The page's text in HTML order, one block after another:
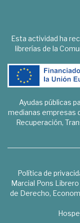
Esta actividad ha
librerías de la
Ayudas públicas
medianas empresas
Recuperación,
Política de
Marcial Pons
de Derecho,